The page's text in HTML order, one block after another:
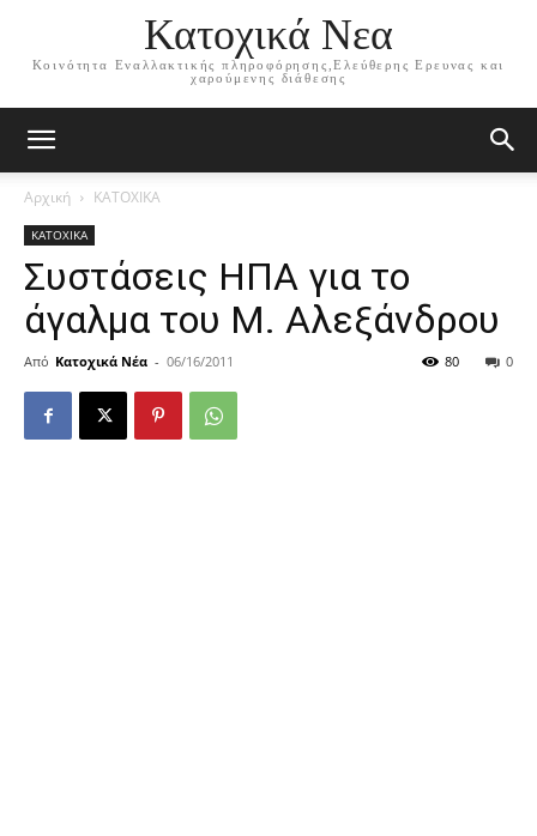
Κατοχικά Νεα
Κοινότητα Εναλλακτικής πληροφόρησης,Ελεύθερης Ερευνας και
χαρούμενης διάθεσης
Αρχική ΚΑΤΟΧΙΚΑ
ΚΑΤΟΧΙΚΑ
Συστάσεις ΗΠΑ για το
άγαλμα του Μ. Αλεξάνδρου
Από Κατοχικά Νέα - 06/16/2011 0
80